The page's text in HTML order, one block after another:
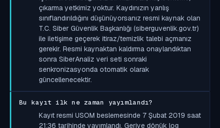
çıkarma yetkimiz yoktur. Kaydınızın yanlış
sınıflandırıldığını düşünüyorsanız resmi kaynak olan
T.C. Siber Güvenlik Başkanlığı (siberguvenlik.gov.tr)
ile iletişime geçerek itiraz/temizlik talebi açmanız
gerekir. Resmi kaynaktan kaldırma onaylandıktan
sonra SiberAnaliz veri seti sonraki
senkronizasyonda otomatik olarak
güncellenecektir.
Bu kayıt ilk ne zaman yayımlandı?
Kayıt resmi USOM beslemesinde 7 Şubat 2019 saat
21:36 tarihinde yayımlandı. Geriye dönük log